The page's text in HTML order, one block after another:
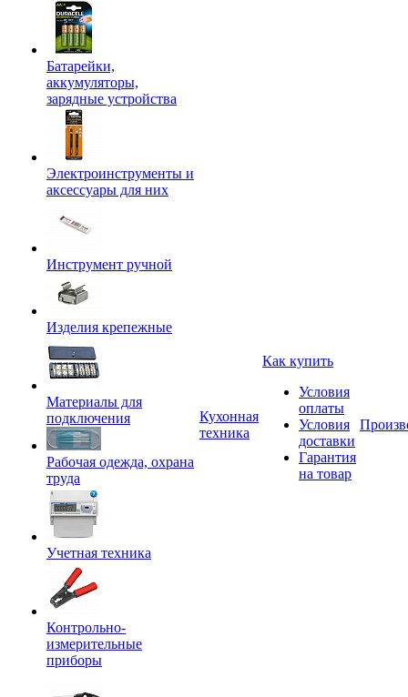
Батарейки,
аккумуляторы,
зарядные устройства
Электроинструменты и
аксессуары для них
Инструмент ручной
Изделия крепежные
Материалы для
подключения
Рабочая одежда, охрана
труда
Учетная техника
Контрольно-
измерительные
приборы
Кухонная
техника
Как купить
Условия
оплаты
Условия
доставки
Гарантия
на товар